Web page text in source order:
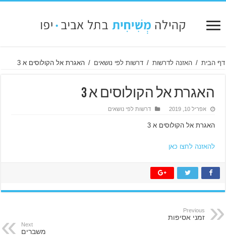
דף הבית / האזנה לדרשות / דרשות לפי נושאים / האגרת אל הקולוסים א 3
האגרת אל הקולוסים א 3
אפריל 10, 2019 דרשות לפי נושאים
האגרת אל הקולוסים א 3
להאזנה לחצו כאן
Previous
זמני אסיפות
Next
משברים